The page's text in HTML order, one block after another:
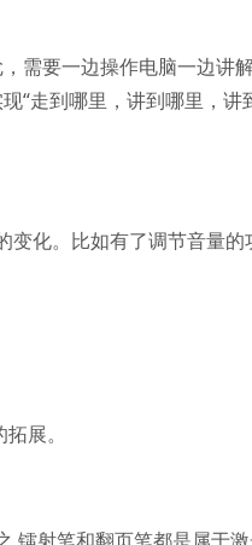
需要一边操作电脑一边讲
“走到哪里，讲到哪里，讲
变化。比如有了调节音量的
展。